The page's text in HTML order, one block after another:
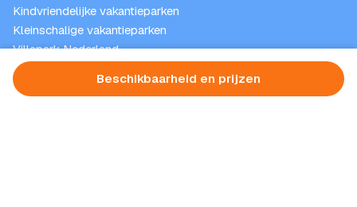
Beschikbaarheid en prijzen
Kindvriendelijke vakantieparken
Kleinschalige vakantieparken
Villapark Nederland
Vakantieparken met binnenspeeltuin